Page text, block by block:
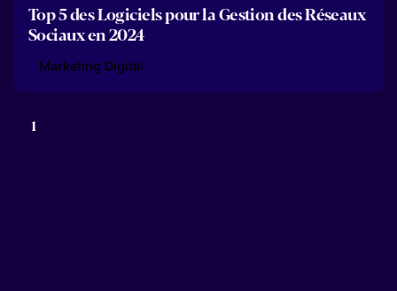
Top 5 des Logiciels pour la Gestion des Réseaux
Sociaux en 2024
Marketing Digital
1